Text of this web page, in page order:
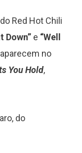
Red Hot Chili
Down” e “Well
no
You Hold,
do